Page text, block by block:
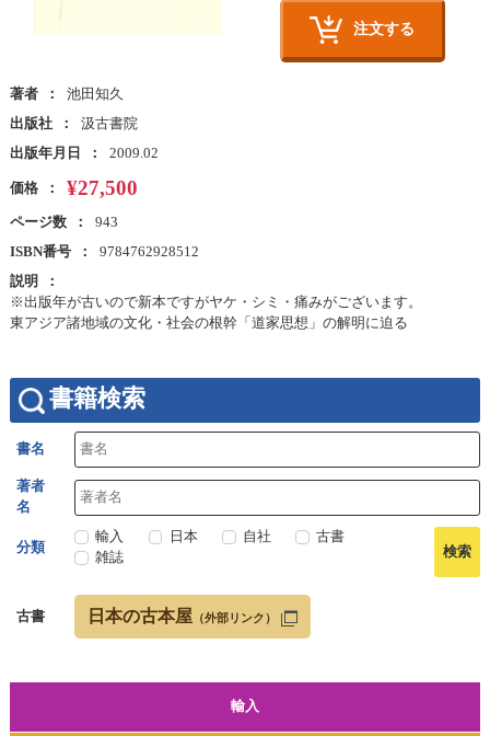
輸入
注文する
著者
池田知久
出版社
汲古書院
出版年月日
2009.02
価格 ¥27,500
ページ数
943
ISBN番号
9784762928512
説明
※出版年が古いので新本ですがヤケ・シミ・痛みがございます。
東アジア諸地域の文化・社会の根幹「道家思想」の解明に迫る
書籍検索
書名
著者
名
分類
輸入 日本 自社
古書
雑誌
古書 日本の古本屋 （外部リンク）